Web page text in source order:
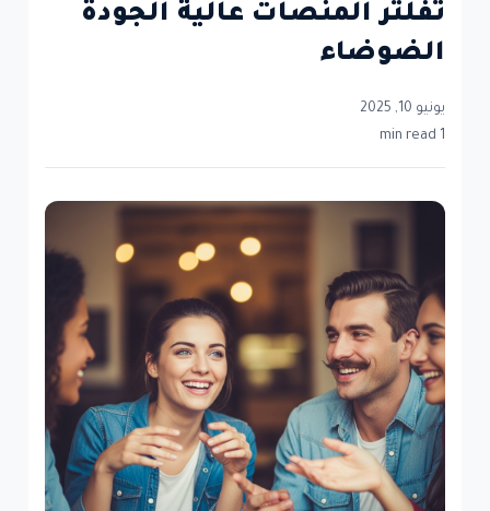
تفلتر المنصات عالية الجودة
الضوضاء
يونيو 10, 2025
1 min read